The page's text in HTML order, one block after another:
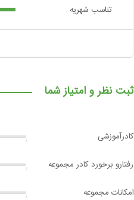
تناسب شهریه
ثبت نظر و امتیاز شما
کادرآموزشی
رفتارو برخورد کادر مجموعه
امکانات مجموعه